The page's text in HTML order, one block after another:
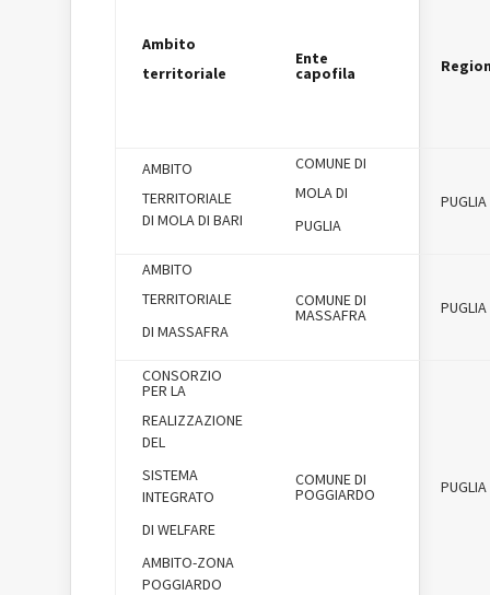
Ambito
territoriale
Ente
capofila
AMBITO
TERRITORIALE
DI MOLA DI BARI
COMUNE DI
MOLA DI
PUGLIA
PUGLIA
AMBITO
TERRITORIALE
DI MASSAFRA
COMUNE DI
MASSAFRA PUGLIA
CONSORZIO
PER LA
REALIZZAZIONE
DEL
SISTEMA
INTEGRATO
DI WELFARE
AMBITO-ZONA
POGGIARDO
COMUNE DI
POGGIARDO PUGLIA